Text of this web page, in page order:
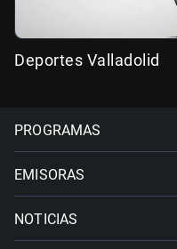
Deportes Valladolid
PROGRAMAS
EMISORAS
NOTICIAS